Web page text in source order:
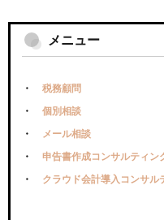
メニュー
税務顧問
個別相談
メール相談
申告書作成コンサルティン
クラウド会計導入コンサル